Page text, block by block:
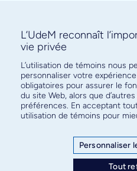
Abonnez-vous à
pour connaître
L’UdeM reconnaît
vie privée
L’utilisation de témoins nous
personnaliser votre
obligatoires pour assurer le
du site Web, alors que
préférences. En acceptant
utilisation de témoins pour
Personnaliser
Tout